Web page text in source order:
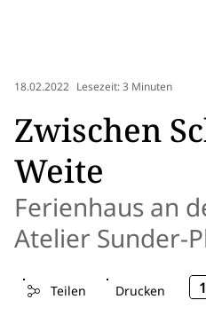
18.02.2022 Lesezeit: 3 Minuten
Zwischen
Weite
Ferienhaus an
Atelier Sunder-
Teilen Drucken